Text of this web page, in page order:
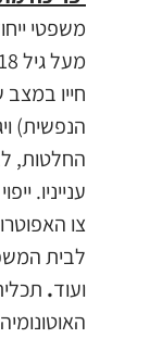
משפטי
חייו
הנפשית)
החלטות,
ענייניו.
צו
לבית
ועוד.